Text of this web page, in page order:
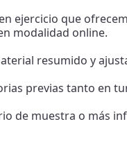
ejercicio que
modalidad online.
resumido y
previas tanto en
de muestra o más